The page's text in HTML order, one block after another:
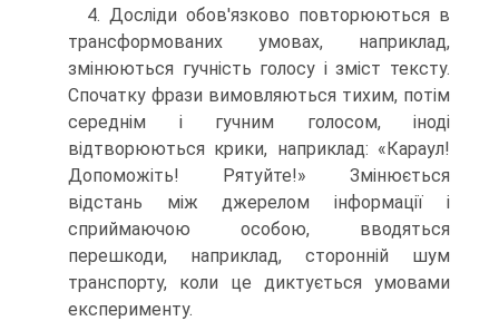
4. Досліди обов'язково повторюються в
трансформованих умовах, наприклад,
змінюються гучність голосу і зміст тексту.
Спочатку фрази вимовляються тихим, потім
середнім і гучним голосом, іноді
відтворюються крики, наприклад: «Караул!
Допоможіть! Рятуйте!» Змінюється
відстань між джерелом інформації і
сприймаючою особою, вводяться
перешкоди, наприклад, сторонній шум
транспорту, коли це диктується умовами
експерименту.